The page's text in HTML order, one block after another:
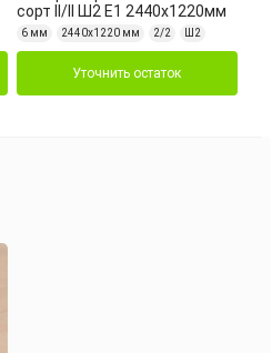
сорт II/II Ш2 Е1 2440х1220мм
6 мм 2440х1220 мм 2/2 Ш2
Уточнить остаток